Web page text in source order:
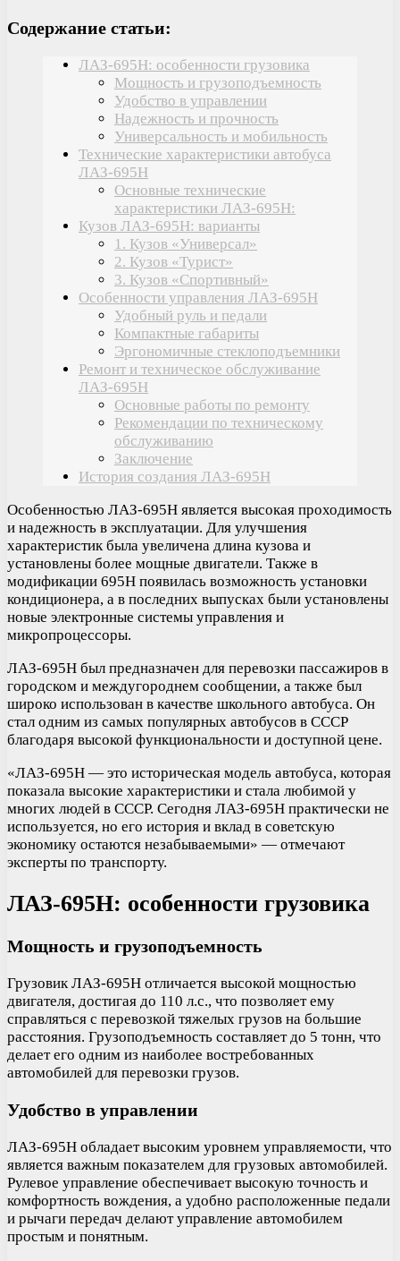
Содержание статьи:
ЛАЗ-695Н: особенности грузовика
Мощность и грузоподъемность
Удобство в управлении
Надежность и прочность
Универсальность и мобильность
Технические характеристики автобуса
ЛАЗ-695Н
Основные технические
характеристики ЛАЗ-695Н:
Кузов ЛАЗ-695Н: варианты
1. Кузов «Универсал»
2. Кузов «Турист»
3. Кузов «Спортивный»
Особенности управления ЛАЗ-695Н
Удобный руль и педали
Компактные габариты
Эргономичные стеклоподъемники
Ремонт и техническое обслуживание
ЛАЗ-695Н
Основные работы по ремонту
Рекомендации по техническому
обслуживанию
Заключение
История создания ЛАЗ-695Н
Особенностью ЛАЗ-695Н является высокая проходимость
и надежность в эксплуатации. Для улучшения
характеристик была увеличена длина кузова и
установлены более мощные двигатели. Также в
модификации 695Н появилась возможность установки
кондиционера, а в последних выпусках были установлены
новые электронные системы управления и
микропроцессоры.
ЛАЗ-695Н был предназначен для перевозки пассажиров в
городском и междугороднем сообщении, а также был
широко использован в качестве школьного автобуса. Он
стал одним из самых популярных автобусов в СССР
благодаря высокой функциональности и доступной цене.
«ЛАЗ-695Н — это историческая модель автобуса, которая
показала высокие характеристики и стала любимой у
многих людей в СССР. Сегодня ЛАЗ-695Н практически не
используется, но его история и вклад в советскую
экономику остаются незабываемыми» — отмечают
эксперты по транспорту.
ЛАЗ-695Н: особенности грузовика
Мощность и грузоподъемность
Грузовик ЛАЗ-695Н отличается высокой мощностью
двигателя, достигая до 110 л.с., что позволяет ему
справляться с перевозкой тяжелых грузов на большие
расстояния. Грузоподъемность составляет до 5 тонн, что
делает его одним из наиболее востребованных
автомобилей для перевозки грузов.
Удобство в управлении
ЛАЗ-695Н обладает высоким уровнем управляемости, что
является важным показателем для грузовых автомобилей.
Рулевое управление обеспечивает высокую точность и
комфортность вождения, а удобно расположенные педали
и рычаги передач делают управление автомобилем
простым и понятным.